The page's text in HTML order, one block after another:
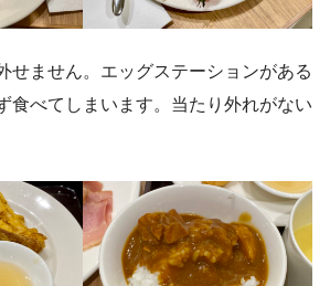
せません。エッグステーションがある
食べてしまいます。当たり外れがない